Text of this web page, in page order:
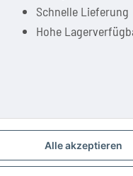
Schnelle Lieferung
Hohe
mit den Produkten
Alle akzeptieren